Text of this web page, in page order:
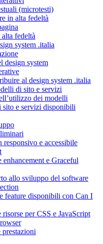
(microtesti)
in alta fedeltà
fedeltà
system .italia
design system
al design system .italia
di sito e servizi
dei modelli
e servizi disponibili
responsivo e accessibile
enhancement e Graceful
allo sviluppo del software
feature disponibili con Can I
per CSS e JavaScript